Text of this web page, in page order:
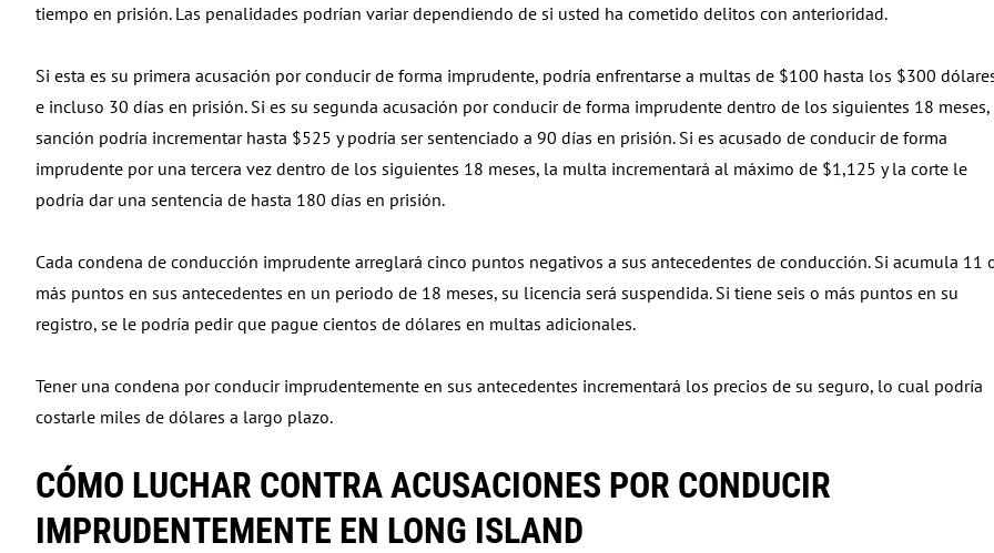
tiempo en prisión. Las penalidades podrían variar dependiendo de si usted ha cometido delitos con anterioridad.
Si esta es su primera acusación por conducir de forma imprudente, podría enfrentarse a multas de $100 hasta los $300
e incluso 30 días en prisión. Si es su segunda acusación por conducir de forma imprudente dentro de los siguientes 18 meses,
sanción podría incrementar hasta $525 y podría ser sentenciado a 90 días en prisión. Si es acusado de conducir de forma
imprudente por una tercera vez dentro de los siguientes 18 meses, la multa incrementará al máximo de $1,125 y la corte le
podría dar una sentencia de hasta 180 días en prisión.
Cada condena de conducción imprudente arreglará cinco puntos negativos a sus antecedentes de conducción. Si acumula 11
más puntos en sus antecedentes en un periodo de 18 meses, su licencia será suspendida. Si tiene seis o más puntos en su
registro, se le podría pedir que pague cientos de dólares en multas adicionales.
Tener una condena por conducir imprudentemente en sus antecedentes incrementará los precios de su seguro, lo cual podría
costarle miles de dólares a largo plazo.
CÓMO LUCHAR CONTRA ACUSACIONES POR CONDUCIR
IMPRUDENTEMENTE EN LONG ISLAND